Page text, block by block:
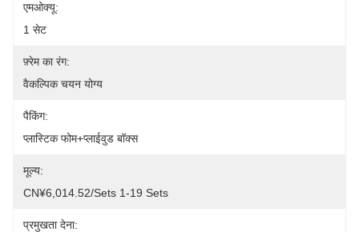
एमओक्यू:
1 सेट
फ़्रेम का रंग:
वैकल्पिक चयन योग्य
पैकिंग:
प्लास्टिक फोम+प्लाईवुड बॉक्स
मूल्य:
CN¥6,014.52/sets 1-19 Sets
प्रमुखता देना: